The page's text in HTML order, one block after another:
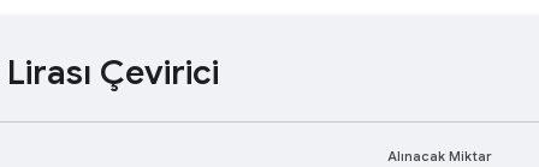
Çevirici
Alınacak Miktar